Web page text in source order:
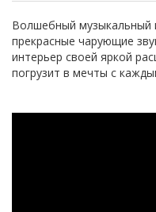
Волшебный музыкальный
прекрасные чарующие
интерьер своей яркой
погрузит в мечты с